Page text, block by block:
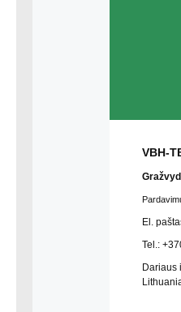
VBH-
El.
Tel.:
Dariaus